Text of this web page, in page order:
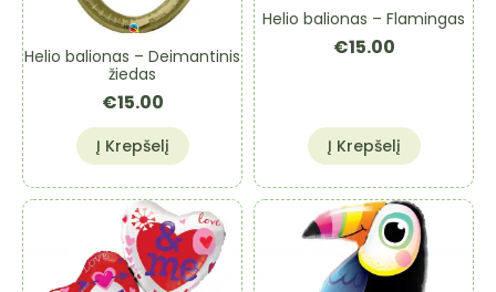
Helio balionas – Deimantinis
žiedas
€15.00
Į Krepšelį
Helio balionas – Flamingas
€15.00
Į Krepšelį